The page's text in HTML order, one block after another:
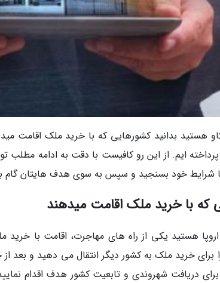
هستید بدانید کشورهایی که با خرید ملک اقامت
ایم. از این رو کافیست با دقت به ادامه
شرایط خود بسنجید و سپس به سوی هدف هایتان گام
که با خرید ملک اقامت میدهند
هستید یکی از راه های مهاجرت، اقامت با خرید
برای خرید ملک به کشور دیگر انتقال می دهید و
برای دریافت شهروندی و تابعیت کشور هدف اقدام